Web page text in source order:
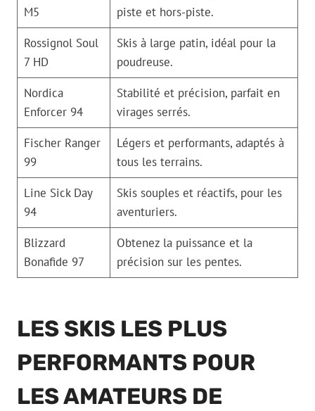
M5
piste et hors-piste.
Rossignol Soul
7 HD
Skis à large patin, idéal pour la
poudreuse.
Nordica
Enforcer 94
Stabilité et précision, parfait en
virages serrés.
Fischer Ranger
99
Légers et performants, adaptés à
tous les terrains.
Line Sick Day
94
Skis souples et réactifs, pour les
aventuriers.
Blizzard
Bonafide 97
Obtenez la puissance et la
précision sur les pentes.
LES SKIS LES PLUS
PERFORMANTS POUR
LES AMATEURS DE